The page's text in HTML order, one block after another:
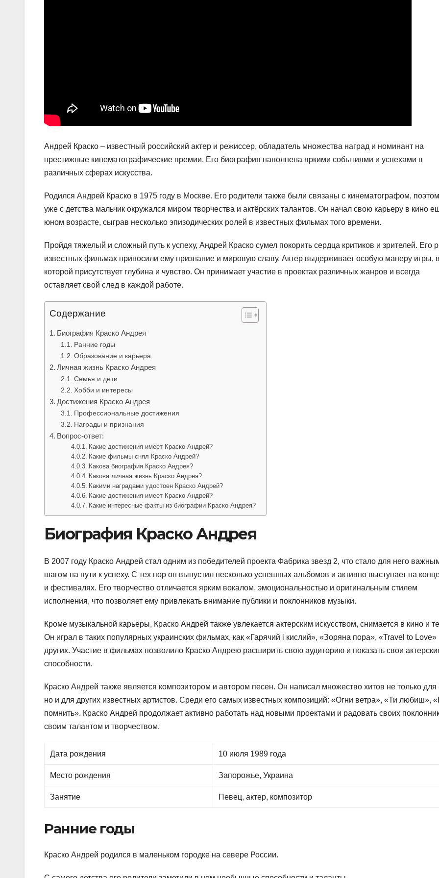
Андрей Краско – известный российский актер и режиссер, обладатель множества наград и номинант на
престижные кинематографические премии. Его биография наполнена яркими событиями и успехами в
различных сферах искусства.
Родился Андрей Краско в 1975 году в Москве. Его родители также были связаны с кинематографом,
уже с детства мальчик окружался миром творчества и актёрских талантов. Он начал свою карьеру в кино
юном возрасте, сыграв несколько эпизодических ролей в известных фильмах того времени.
Пройдя тяжелый и сложный путь к успеху, Андрей Краско сумел покорить сердца критиков и зрителей. Его
известных фильмах приносили ему признание и мировую славу. Актер выдерживает особую манеру игры, в
которой присутствует глубина и чувство. Он принимает участие в проектах различных жанров и всегда
оставляет свой след в каждой работе.
Содержание
Биография Краско Андрея
Ранние годы
Образование и карьера
Личная жизнь Краско Андрея
Семья и дети
Хобби и интересы
Достижения Краско Андрея
Профессиональные достижения
Награды и признания
Вопрос-ответ:
Какие достижения имеет Краско Андрей?
Какие фильмы снял Краско Андрей?
Какова биография Краско Андрея?
Какова личная жизнь Краско Андрея?
Какими наградами удостоен Краско Андрей?
Какие достижения имеет Краско Андрей?
Какие интересные факты из биографии Краско Андрея?
Биография Краско Андрея
В 2007 году Краско Андрей стал одним из победителей проекта Фабрика звезд 2, что стало для него
шагом на пути к успеху. С тех пор он выпустил несколько успешных альбомов и активно выступает на
и фестивалях. Его творчество отличается ярким вокалом, эмоциональностью и оригинальным стилем
исполнения, что позволяет ему привлекать внимание публики и поклонников музыки.
Кроме музыкальной карьеры, Краско Андрей также увлекается актерским искусством, снимается в кино и
Он играл в таких популярных украинских фильмах, как «Гарячий і кислий», «Зоряна пора», «Travel to Love»
других. Участие в фильмах позволило Краско Андрею расширить свою аудиторию и показать свои
способности.
Краско Андрей также является композитором и автором песен. Он написал множество хитов не только для
но и для других известных артистов. Среди его самых известных композиций: «Огни ветра», «Ти любиш»,
помнить». Краско Андрей продолжает активно работать над новыми проектами и радовать своих
своим талантом и творчеством.
Дата рождения 10 июля 1989 года
Место рождения Запорожье, Украина
Занятие Певец, актер, композитор
Ранние годы
Краско Андрей родился в маленьком городке на севере России.